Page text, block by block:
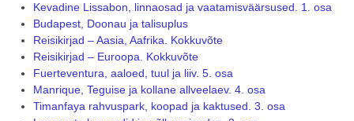
Kevadine Lissabon, linnaosad ja vaatamisväärsused. 1. osa
Budapest, Doonau ja talisuplus
Reisikirjad – Aasia, Aafrika. Kokkuvõte
Reisikirjad – Euroopa. Kokkuvõte
Fuerteventura, aaloed, tuul ja liiv. 5. osa
Manrique, Teguise ja kollane allveelaev. 4. osa
Timanfaya rahvuspark, koopad ja kaktused. 3. osa